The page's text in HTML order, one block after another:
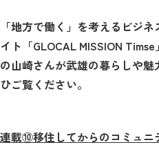
「地方で働く」を考えるビジ
イト「GLOCAL MISSION
の山崎さんが武雄の暮らしや
ひご覧ください。
連載⑩移住してからのコミュニ